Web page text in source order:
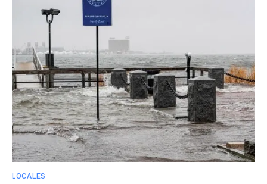
LOCALES